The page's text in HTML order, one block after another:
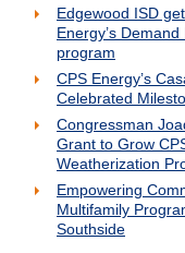
0
5
3
3
Edgewood ISD
Energy’s
program
CPS Energy’s
Celebrated
Congressman
Grant to Grow
Weatherization
Empowering
Multifamily
Southside